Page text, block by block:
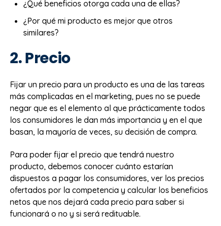
¿Qué beneficios otorga cada una de ellas?
¿Por qué mi producto es mejor que otros
similares?
2. Precio
Fijar un precio para un producto es una de las tareas
más complicadas en el marketing, pues no se puede
negar que es el elemento al que prácticamente todos
los consumidores le dan más importancia y en el que
basan, la mayoría de veces, su decisión de compra.
Para poder fijar el precio que tendrá nuestro
producto, debemos conocer cuánto estarían
dispuestos a pagar los consumidores, ver los precios
ofertados por la competencia y calcular los beneficios
netos que nos dejará cada precio para saber si
funcionará o no y si será redituable.